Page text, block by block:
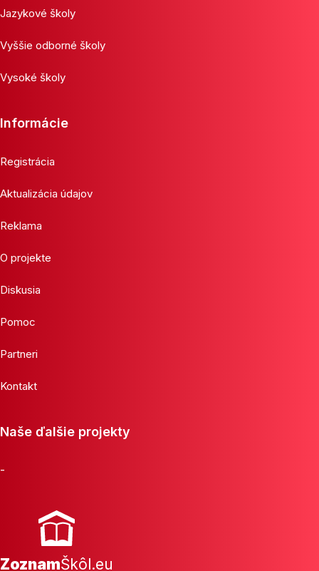
Jazykové školy
Vyššie odborné školy
Vysoké školy
Informácie
Registrácia
Aktualizácia údajov
Reklama
O projekte
Diskusia
Pomoc
Partneri
Kontakt
Naše ďalšie projekty
-
ZoznamŠkôl.eu